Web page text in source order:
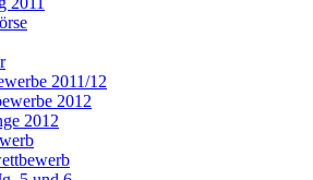
2011/12
2012
2012